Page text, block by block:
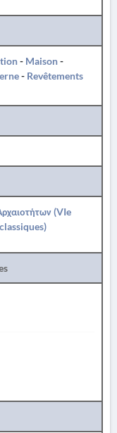
- Maison-
- Revêtements
(VIe